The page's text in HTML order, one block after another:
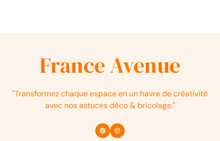
France Avenue
"Transformez chaque espace en un havre de créativité
avec nos astuces déco & bricolage."